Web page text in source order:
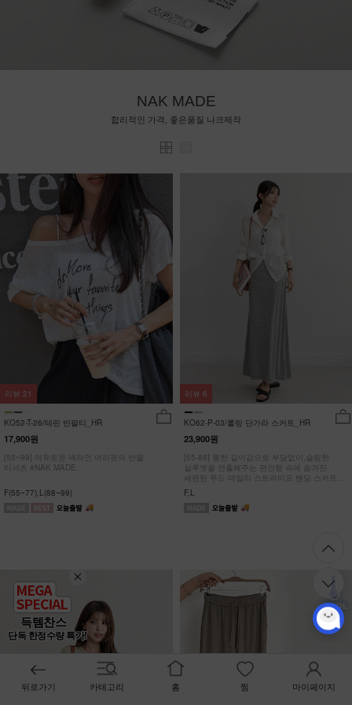
득템찬스
단독 한정수량 특가!
NAK MADE
합리적인 가격, 좋은품질 나크제작
KO52-T-26/테린 반팔티_HR
17,900원
[55~99] 여유로운 넥라인 여리핏의 반팔
티셔츠 #NAK MADE.
F(55~77),L(88~99)
리뷰 21
KO62-P-03/롤링 단가라 스커트_HR
23,900원
[55-88] 롱한 길이감으로 부담없이,슬림한
실루엣을 연출해주는 편안함 속에 숨겨진
세련된 무드 데일리 스트라이프 밴딩 스커트
#NAK MADE.
F,L
리뷰 6
뒤로가기 카테고리 홈 찜 마이페이지